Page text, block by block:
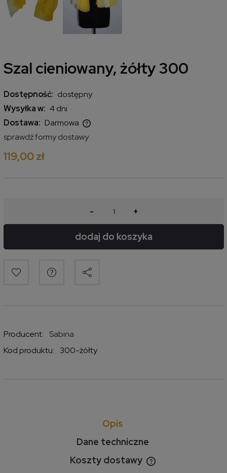
Szal cieniowany, żółty 300
Dostępność: dostępny
Wysyłka w: 4 dni
Dostawa: Darmowa
Cena nie zawiera ewentualnych kosztów płatności
sprawdź formy dostawy
119,00 zł
- +
dodaj do koszyka
Producent:
Sabina
Kod produktu:
300-żółty
Opis
Dane techniczne
Koszty dostawy
Cena nie zawiera ewentualnych kosztów płatności